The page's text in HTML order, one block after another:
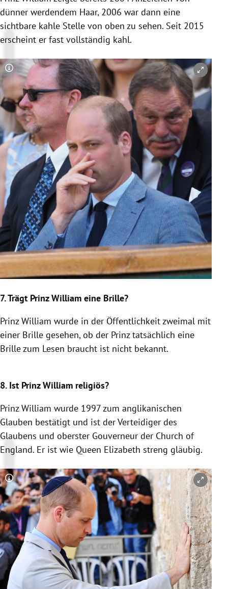
dünner werdendem Haar, 2006 war dann eine
sichtbare kahle Stelle von oben zu sehen. Seit 2015
erscheint er fast vollständig kahl.
Copyright-Hinweis öffnen/schließen
7. Trägt Prinz William eine Brille?
Prinz William wurde in der Öffentlichkeit zweimal mit
einer Brille gesehen, ob der Prinz tatsächlich eine
Brille zum Lesen braucht ist nicht bekannt.
8. Ist Prinz William religiös?
Prinz William wurde 1997 zum anglikanischen
Glauben bestätigt und ist der Verteidiger des
Glaubens und oberster Gouverneur der Church of
England. Er ist wie Queen Elizabeth streng gläubig.
Copyright-Hinweis öffnen/schließen